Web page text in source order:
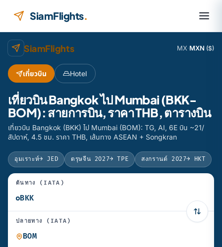
SiamFlights.
SiamFlights MX·MXN ($)
เที่ยวบิน Hotel
เที่ยวบิน Bangkok ไป Mumbai (BKK-
BOM): สายการบิน, ราคา THB, ตารางบิน
เที่ยวบิน Bangkok (BKK) ไป Mumbai (BOM): TG, AI, 6E บิน ~21/
สัปดาห์, 4.5 ชม. ราคา THB, เส้นทาง ASEAN + Songkran
อุมเราะห์→ JED ตรุษจีน 2027→ TPE สงกรานต์ 2027→ HKT
ต้นทาง (IATA)
ปลายทาง (IATA)